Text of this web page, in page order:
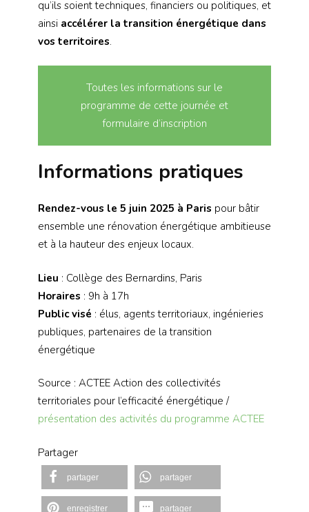
qu’ils soient techniques, financiers ou politiques, et
ainsi accélérer la transition énergétique dans
vos territoires.
Toutes les informations sur le
programme de cette journée et
formulaire d’inscription
Informations pratiques
Rendez-vous le 5 juin 2025 à Paris pour bâtir
ensemble une rénovation énergétique ambitieuse
et à la hauteur des enjeux locaux.
Lieu : Collège des Bernardins, Paris
Horaires : 9h à 17h
Public visé : élus, agents territoriaux, ingénieries
publiques, partenaires de la transition
énergétique
Source : ACTEE Action des collectivités
territoriales pour l’efficacité énergétique /
présentation des activités du programme ACTEE
Partager
partager partager
enregistrer partager